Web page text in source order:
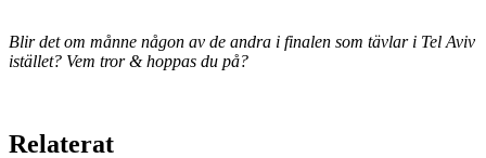
Blir det om månne någon av de andra i finalen som tävlar i Tel Aviv
istället? Vem tror & hoppas du på?
Relaterat